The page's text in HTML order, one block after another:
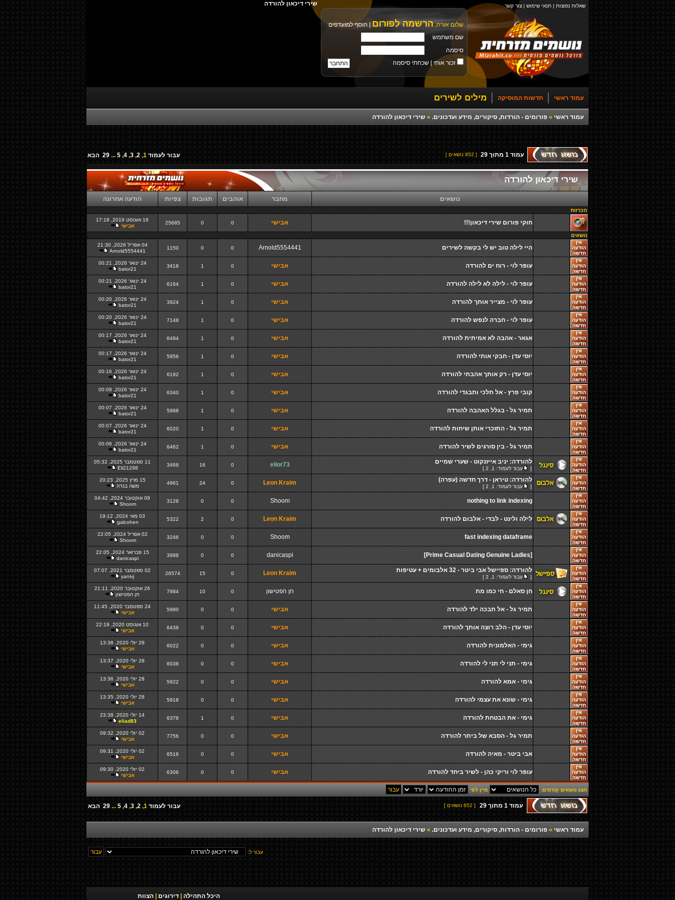
שאלות נפוצות | תנאי שימוש | צור קשר
שלום אורח, הרשמה לפורום
הוסף למועדפים
שם משתמש
סיסמה
זכור אותי |שכחתי סיסמה
שירי דיכאון להורדה
עמוד ראשי חדשות המוסיקה מילים לשירים
עמוד ראשי » פורומים - הורדות, סיקורים, מידע ועדכונים. » שירי דיכאון להורדה
עמוד 1 מתוך 29 [ 852 נושאים ] עבור לעמוד 1
,
2
,
3
,
4
,
5
...
29 הבא
שירי דיכאון להורדה
נושאים מחבר אוהבים תגובות צפיות הודעה אחרונה
הכרזות
חוקי פורום שירי דיכאון!!! אבישי 0
0
25685
16 אוגוסט 2019, 17:18
אבישי
נושאים
היי לילה טוב יש לי בקשה לשירים Arnold5554441
0
0
1150
04 אפריל 2026, 21:30
Arnold5554441
עופר לוי - רוח ים להורדה אבישי 0
1
3418
24 ינואר 2026, 00:21
bator21
עופר לוי - לילה לא לילה להורדה אבישי 0
1
6164
24 ינואר 2026, 00:21
bator21
עופר לוי - מצייר אותך להורדה אבישי 0
1
3924
24 ינואר 2026, 00:20
bator21
עופר לוי - חברה לנפש להורדה אבישי 0
1
7148
24 ינואר 2026, 00:20
bator21
אגאר - אהבה לא אמיתית להורדה אבישי 0
1
6494
24 ינואר 2026, 00:17
bator21
יוסי עדן - חבקי אותי להורדה אבישי 0
1
5956
24 ינואר 2026, 00:17
bator21
יוסי עדן - רק אותך אהבתי להורדה אבישי 0
1
6192
24 ינואר 2026, 00:16
bator21
קובי פרץ - אל תלכי ותבגדי להורדה אבישי 0
1
6340
24 ינואר 2026, 00:08
bator21
תמיר גל - בגלל האהבה להורדה אבישי 0
1
5988
24 ינואר 2026, 00:07
bator21
תמיר גל - התזכרי אותן שיחות להורדה אבישי 0
1
6020
24 ינואר 2026, 00:07
bator21
תמיר גל - בין סורגים לשיר להורדה אבישי 0
1
6462
24 ינואר 2026, 00:06
bator21
להורדה: יניב אייזנקוט - שערי שמיים
[ עבור לעמוד: 1
2
]
elior73
0
16
3468
11 ספטמבר 2025, 05:32
Eli21298
להורדה: טיראן - דרך חדשה (עפרה)
[ עבור לעמוד: 1
2
]
Leon Kraim
0
24
4961
15 מרץ 2025, 20:23
משה בנדה
nothing to link indexing
Shoom
0
0
3128
08 אוקטובר 2024, 04:42
Shoom
לילה ולינט - לבדי - אלבום להורדה Leon Kraim
0
2
5322
03 מאי 2024, 19:12
galcohen
fast indexing dataframe
Shoom
0
0
3246
02 אפריל 2024, 22:05
Shoom
[Prime Сasual Dating Genuine Ladies]
danicaspi
0
0
3988
15 פברואר 2024, 22:05
danicaspi
להורדה: ספיישל אבי ביטר - 32 אלבומים + עטיפות
[ עבור לעמוד: 1
2
]
Leon Kraim
0
15
26574
02 ספטמבר 2021, 07:07
yanivj
חן סאלם - חי כמו מת חן הפטישון 0
10
7984
26 אוקטובר 2020, 21:11
חן הפטישון
תמיר גל - אל תבכה ילד להורדה אבישי 0
0
5980
24 ספטמבר 2020, 11:45
אבישי
יוסי עדן - הלב רוצה אותך להורדה אבישי 0
0
6438
10 אוגוסט 2020, 22:19
אבישי
גימי - האלמונית להורדה אבישי 0
0
6022
28 יולי 2020, 13:38
אבישי
גימי - תני לי תני לי להורדה אבישי 0
0
6038
28 יולי 2020, 13:37
אבישי
גימי - אמא להורדה אבישי 0
0
5922
28 יולי 2020, 13:36
אבישי
גימי - שונא את עצמי להורדה אבישי 0
0
5918
28 יולי 2020, 13:35
אבישי
גימי - את הבטחת להורדה אבישי 0
1
6378
14 יולי 2020, 23:38
eliad83
תמיר גל - הסבא של ביתר להורדה אבישי 0
0
7756
02 יולי 2020, 09:32
אבישי
אבי ביטר - מאיה להורדה אבישי 0
0
6518
02 יולי 2020, 09:31
אבישי
עופר לוי וריקי כהן - לשיר ביחד להורדה אבישי 0
0
6306
02 יולי 2020, 09:30
אבישי
הצג נושאים קודמים: מיין לפי
עמוד 1 מתוך 29 [ 852 נושאים ] עבור לעמוד 1
,
2
,
3
,
4
,
5
...
29 הבא
עמוד ראשי » פורומים - הורדות, סיקורים, מידע ועדכונים. » שירי דיכאון להורדה
עבור ל:
היכל התהילה דירוגים הצוות